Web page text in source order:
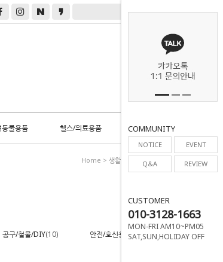
동물용품 헬스/의료용품 0
COMMUNITY
NOTICE EVENT
Q&A REVIEW
CUSTOMER
010-3128-1663
MON-FRI AM10~PM05
SAT,SUN,HOLIDAY OFF
Home > 생활용품 공구/철물/DIY
공구/철물/DIY(10) 안전/호신용품(4)